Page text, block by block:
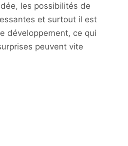
les possibilités de
et surtout il est
développement, ce qui
peuvent vite